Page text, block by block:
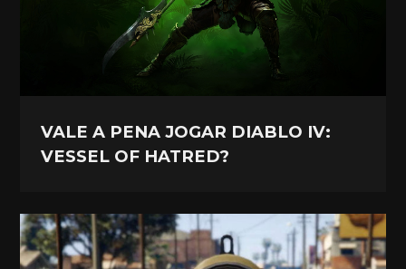
VALE A PENA JOGAR DIABLO IV:
VESSEL OF HATRED?